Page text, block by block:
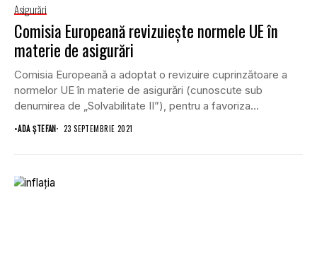
Asigurări
Comisia Europeană revizuiește normele UE în
materie de asigurări
Comisia Europeană a adoptat o revizuire cuprinzătoare a
normelor UE în materie de asigurări (cunoscute sub
denumirea de „Solvabilitate II”), pentru a favoriza...
•ADA ȘTEFAN 23 SEPTEMBRIE 2021